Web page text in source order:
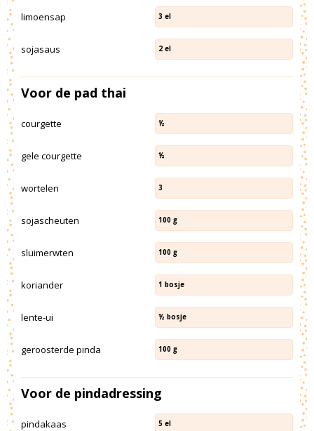
limoensap 3 el
sojasaus 2 el
Voor de pad thai
courgette ½
gele courgette ½
wortelen 3
sojascheuten 100 g
sluimerwten 100 g
koriander 1 bosje
lente-ui ½ bosje
geroosterde pinda 100 g
Voor de pindadressing
pindakaas 5 el